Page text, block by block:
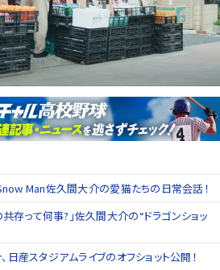
Man佐久間大介の愛猫たちの日常会話！
共存って何事?」佐久間大介の“ドラゴンショッ
日産スタジアムライブのオフショット公開！